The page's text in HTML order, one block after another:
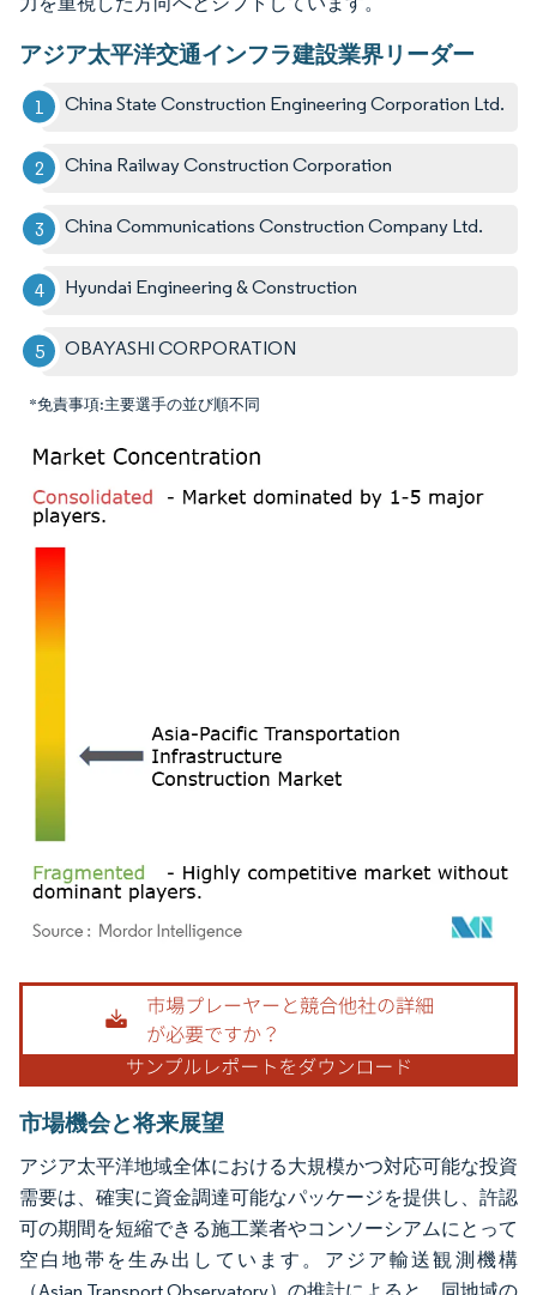
アジア太平洋交通インフラ建設業界リーダー
China State Construction Engineering Corporation Ltd.
China Railway Construction Corporation
China Communications Construction Company Ltd.
Hyundai Engineering & Construction
OBAYASHI CORPORATION
*免責事項:主要選手の並び順不同
画像 © Mordor Intelligence。再利用にはCC BY 4.0の表示が必要です。
市場機会と将来展望
アジア太平洋地域全体における大規模かつ対応可能な投資
需要は、確実に資金調達可能なパッケージを提供し、許認
可の期間を短縮できる施工業者やコンソーシアムにとって
空白地帯を生み出しています。アジア輸送観測機構